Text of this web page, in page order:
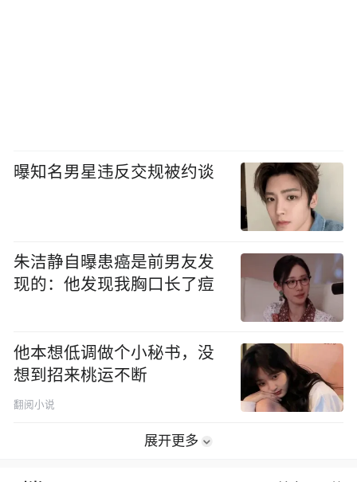
曝知名男星违反交规被约谈
朱洁静自曝患癌是前男友发
现的：他发现我胸口长了痘
他本想低调做个小秘书，没
想到招来桃运不断
翻阅小说
展开更多